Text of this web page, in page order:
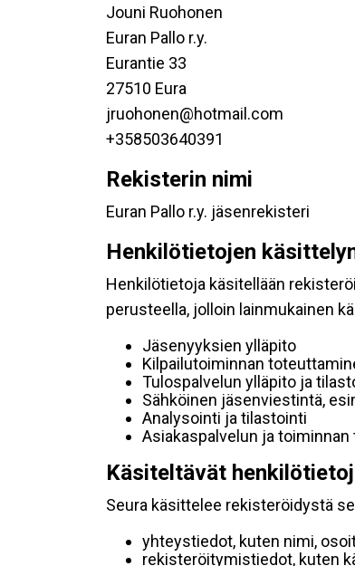
Jouni Ruohonen
Euran Pallo r.y.
Eurantie 33
27510 Eura
jruohonen@hotmail.com
+358503640391
Rekisterin nimi
Euran Pallo r.y. jäsenrekisteri
Henkilötietojen
Henkilötietoja käsitellään
perusteella, jolloin lainmukainen
Jäsenyyksien ylläpito
Kilpailutoiminnan
Tulospalvelun ylläpito ja
Sähköinen jäsenviestintä,
Analysointi ja tilastointi
Asiakaspalvelun ja
Käsiteltävät
Seura käsittelee rekisteröidystä
yhteystiedot, kuten nimi,
rekisteröitymistiedot, kuten